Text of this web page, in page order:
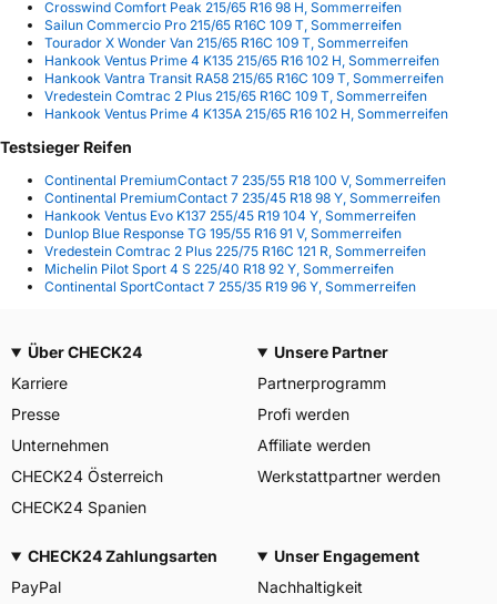
Crosswind Comfort Peak 215/65 R16 98 H, Sommerreifen
Sailun Commercio Pro 215/65 R16C 109 T, Sommerreifen
Tourador X Wonder Van 215/65 R16C 109 T, Sommerreifen
Hankook Ventus Prime 4 K135 215/65 R16 102 H, Sommerreifen
Hankook Vantra Transit RA58 215/65 R16C 109 T, Sommerreifen
Vredestein Comtrac 2 Plus 215/65 R16C 109 T, Sommerreifen
Hankook Ventus Prime 4 K135A 215/65 R16 102 H, Sommerreifen
Testsieger Reifen
Continental PremiumContact 7 235/55 R18 100 V, Sommerreifen
Continental PremiumContact 7 235/45 R18 98 Y, Sommerreifen
Hankook Ventus Evo K137 255/45 R19 104 Y, Sommerreifen
Dunlop Blue Response TG 195/55 R16 91 V, Sommerreifen
Vredestein Comtrac 2 Plus 225/75 R16C 121 R, Sommerreifen
Michelin Pilot Sport 4 S 225/40 R18 92 Y, Sommerreifen
Continental SportContact 7 255/35 R19 96 Y, Sommerreifen
Über CHECK24
Karriere
Presse
Unternehmen
CHECK24 Österreich
CHECK24 Spanien
Unsere Partner
Partnerprogramm
Profi werden
Affiliate werden
Werkstattpartner werden
CHECK24 Zahlungsarten
PayPal
Unser Engagement
Nachhaltigkeit